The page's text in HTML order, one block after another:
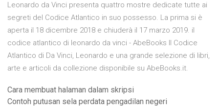
Leonardo da Vinci presenta quattro mostre dedicate tutte ai
segreti del Codice Atlantico in suo possesso. La prima si è
aperta il 18 dicembre 2018 e chiuderà il 17 marzo 2019. il
codice atlantico di leonardo da vinci - AbeBooks Il Codice
Atlantico di Da Vinci, Leonardo e una grande selezione di libri,
arte e articoli da collezione disponibile su AbeBooks.it.
Cara membuat halaman dalam skripsi
Contoh putusan sela perdata pengadilan negeri